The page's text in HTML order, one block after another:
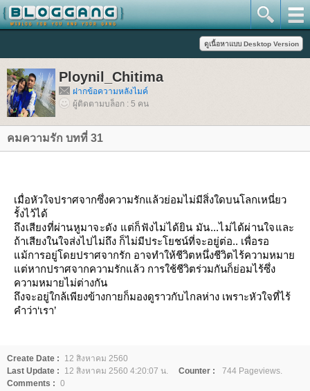
Ploynil_Chitima
ฝากข้อความหลังไมค์
ผู้ติดตามบล็อก : 5 คน
คมความรัก บทที่ 31
เมื่อหัวใจปราศจากซึ่งความรักแล้วย่อมไม่มีสิ่งใดบนโลกเหนี่ยว
รั้งไว้ได้
ถึงเสียงที่ผ่านหูมาจะดัง แต่ก็ฟังไม่ได้ยิน มัน...ไม่ได้ผ่านใจละ
ถ้าเสียงในใจส่งไปไม่ถึง ก็ไม่มีประโยชน์ที่จะอยู่ต่อ.. เพื่อรอ
ม้การอยู่โดยปราศจากรัก อาจทำให้ชีวิตหนึ่งชีวิตไร้ความหมา
ต่หากปราศจากความรักแล้ว การใช้ชีวิตร่วมกันก็ย่อมไร้ซึ่ง
ความหมายไม่ต่างกัน
ถึงจะอยู่ใกล้เพียงข้างกายก็มองดูราวกับไกลห่าง เพราะหัวใจที่ไร้
คำว่า‘เรา’
Create Date :
12 สิงหาคม 2560
Last Update :
12 สิงหาคม 2560 4:20:07 น. Counter :
744 Pageviews.
Comments : 0